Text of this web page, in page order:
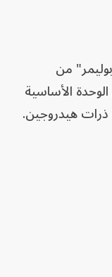
من
الأساسية